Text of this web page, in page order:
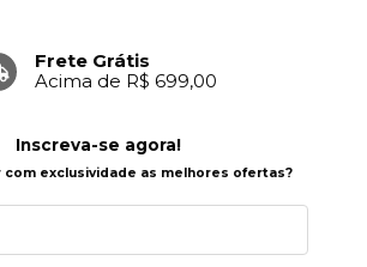
Frete Grátis
Acima de R$ 699,00
Inscreva-se agora!
exclusividade as melhores ofertas?